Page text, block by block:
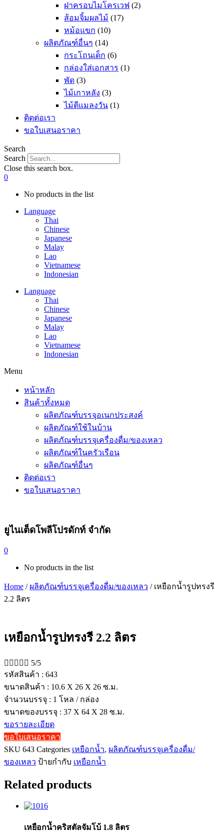
ฝาครอบไมโครเวฟ (2)
ส้อมจิ้มผลไม้ (17)
หม้อแขก (10)
ผลิตภัณฑ์อื่นๆ (14)
กระโถนเด็ก (6)
กล่องใส่เอกสาร (1)
พัด (3)
ไม้เกาหลัง (3)
ไม้ตีแมลงวัน (1)
ติดต่อเรา
ขอใบเสนอราคา
Search
Search
Close this search box.
0
No products in the list
Language
Thai
Chinese
Japanese
Malay
Lao
Vietnamese
Indonesian
Language
Thai
Chinese
Japanese
Malay
Lao
Vietnamese
Indonesian
Menu
หน้าหลัก
สินค้าทั้งหมด
ผลิตภัณฑ์บรรจุอเนกประสงค์
ผลิตภัณฑ์ใช้ในบ้าน
ผลิตภัณฑ์บรรจุเครื่องดื่ม/ของเหลว
ผลิตภัณฑ์ในครัวเรือน
ผลิตภัณฑ์อื่นๆ
ติดต่อเรา
ขอใบเสนอราคา
ยูไนเต็ดโพลีโปรดักท์ จำกัด
0
No products in the list
Home / ผลิตภัณฑ์บรรจุเครื่องดื่ม/ของเหลว / เหยือกน้ำรูปทรงรี
2.2 ลิตร
เหยือกน้ำรูปทรงรี 2.2 ลิตร
     5/5
รหัสสินค้า : 643
ขนาดสินค้า : 10.6 X 26 X 26 ซ.ม.
จำนวนบรรจุ : 1 โหล / กล่อง
ขนาดของบรรจุ : 37 X 64 X 28 ซ.ม.
ขอรายละเอียด
ขอใบเสนอราคา
SKU 643 Categories เหยือกน้ำ, ผลิตภัณฑ์บรรจุเครื่องดื่ม/
ของเหลว ป้ายกำกับ เหยือกน้ำ
Related products
เหยือกน้ำคริสตัลจัมโบ้ 1.8 ลิตร